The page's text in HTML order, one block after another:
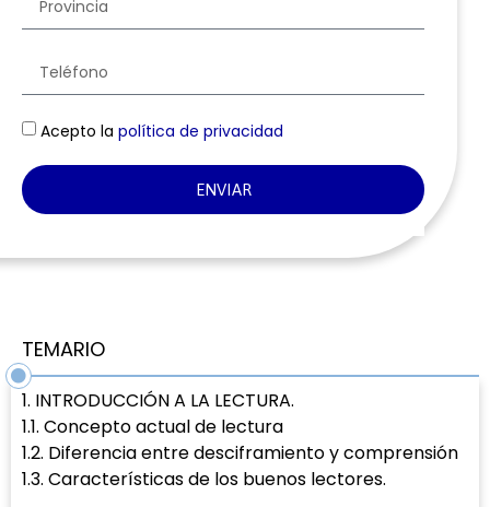
Acepto la política de privacidad
ENVIAR
TEMARIO
1. INTRODUCCIÓN A LA LECTURA.
1.1. Concepto actual de lectura
1.2. Diferencia entre desciframiento y comprensión
1.3. Características de los buenos lectores.